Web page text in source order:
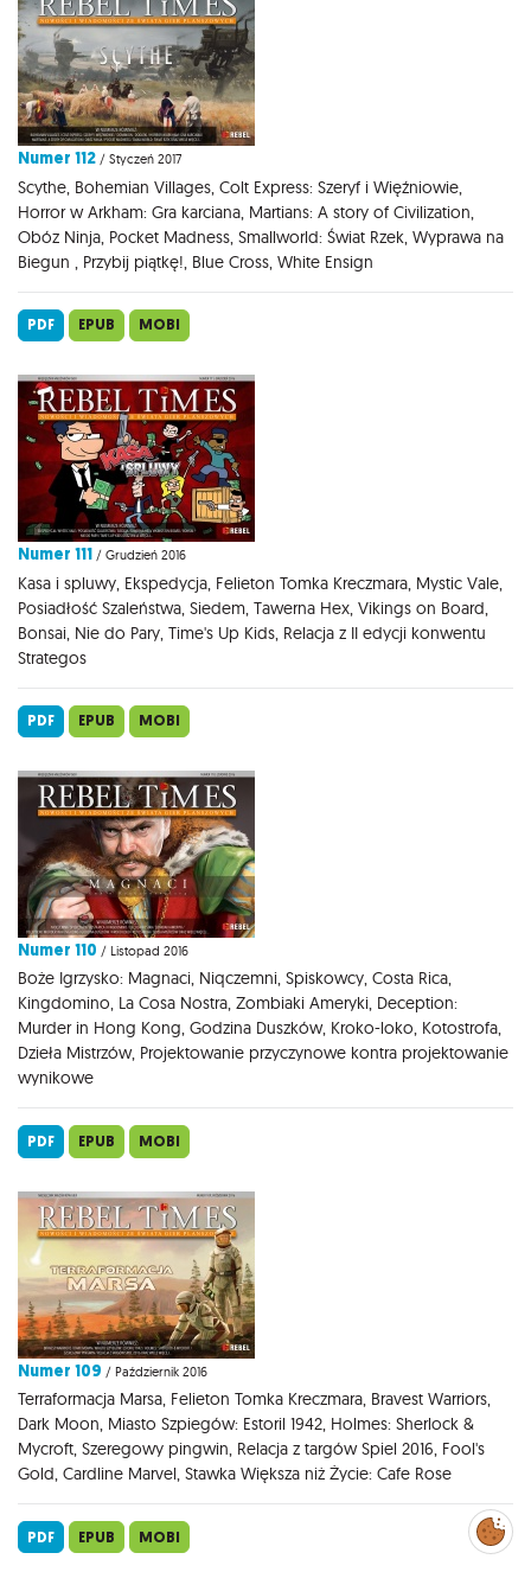
Numer 112 / Styczeń 2017
Scythe, Bohemian Villages, Colt Express: Szeryf i Więźniowie,
Horror w Arkham: Gra karciana, Martians: A story of Civilization,
Obóz Ninja, Pocket Madness, Smallworld: Świat Rzek, Wyprawa na
Biegun , Przybij piątkę!, Blue Cross, White Ensign
PDF EPUB MOBI
Numer 111 / Grudzień 2016
Kasa i spluwy, Ekspedycja, Felieton Tomka Kreczmara, Mystic Vale,
Posiadłość Szaleństwa, Siedem, Tawerna Hex, Vikings on Board,
Bonsai, Nie do Pary, Time's Up Kids, Relacja z II edycji konwentu
Strategos
PDF EPUB MOBI
Numer 110 / Listopad 2016
Boże Igrzysko: Magnaci, Niqczemni, Spiskowcy, Costa Rica,
Kingdomino, La Cosa Nostra, Zombiaki Ameryki, Deception:
Murder in Hong Kong, Godzina Duszków, Kroko-loko, Kotostrofa,
Dzieła Mistrzów, Projektowanie przyczynowe kontra projektowanie
wynikowe
PDF EPUB MOBI
Numer 109 / Październik 2016
Terraformacja Marsa, Felieton Tomka Kreczmara, Bravest Warriors,
Dark Moon, Miasto Szpiegów: Estoril 1942, Holmes: Sherlock &
Mycroft, Szeregowy pingwin, Relacja z targów Spiel 2016, Fool's
Gold, Cardline Marvel, Stawka Większa niż Życie: Cafe Rose
PDF EPUB MOBI
Zarządzaj
preferencjami
cookies